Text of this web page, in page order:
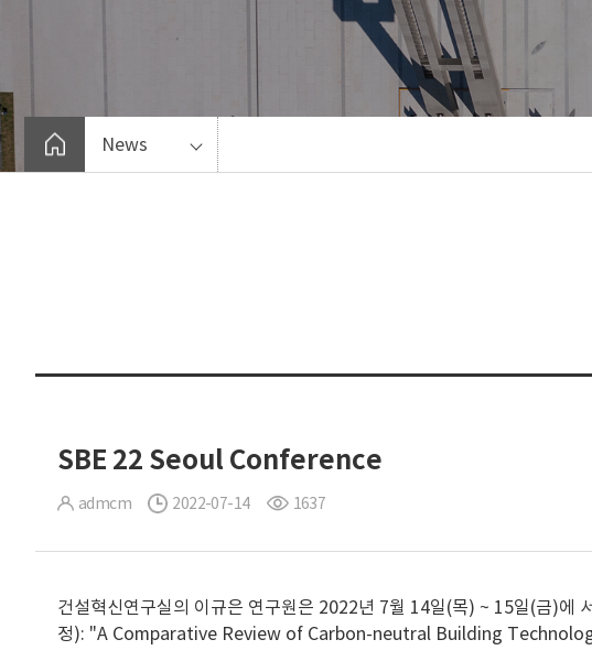
News
SBE 22 Seoul Conference
admcm 2022-07-14 1637
건설혁신연구실의 이규은 연구원은 2022년 7월 14일(목) ~ 15일(금)에
정): "A Comparative Review of Carbon-neutral Building